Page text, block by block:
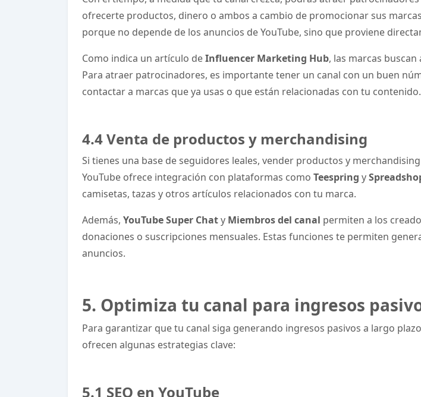
ofrecerte productos, dinero o ambos a cambio de promocionar sus
porque no depende de los anuncios de YouTube, sino que proviene
Como indica un artículo deInfluencer Marketing Hub, las marcas
Para atraer patrocinadores, es importante tener un canal con un buen
contactar a marcas que ya usas o que están relacionadas con tu contenido.
4.4 Venta de productos y merchandising
Si tienes una base de seguidores leales, vender productos y
YouTube ofrece integración con plataformas como Teespring y
camisetas, tazas y otros artículos relacionados con tu marca.
Además, YouTube Super Chaty Miembros del canal permiten a los
donaciones o suscripciones mensuales. Estas funciones te permiten
anuncios.
5. Optimiza tu canal para ingresos
Para garantizar que tu canal siga generando ingresos pasivos a largo
ofrecen algunas estrategias clave:
5.1 SEO en YouTube